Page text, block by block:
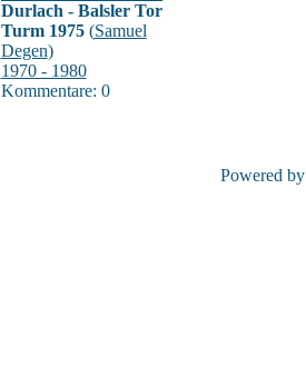
Durlach - Balsler Tor
Turm 1975(Samuel
Degen)
1970 - 1980
Kommentare: 0
Powered by